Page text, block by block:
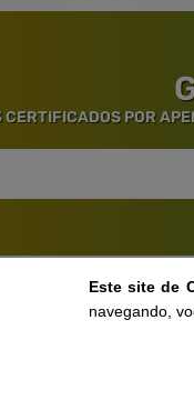
CERTIFICADOS POR
Este site de
navegando,